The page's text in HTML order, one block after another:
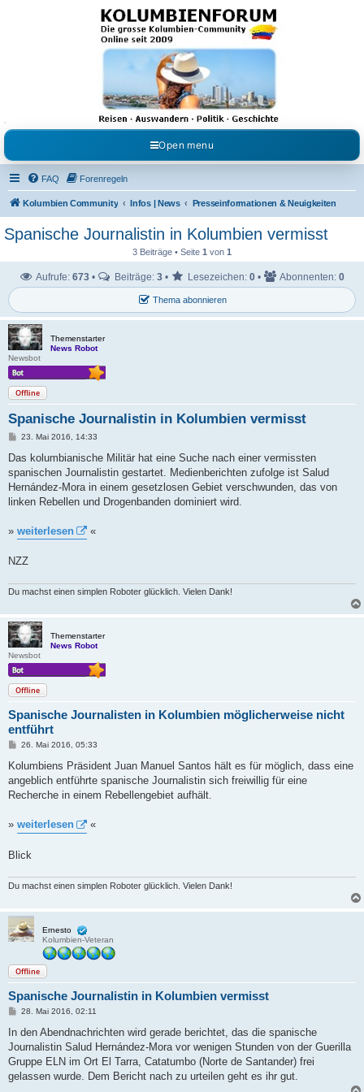
Kolumbienforum - Das
grosse Forum der
Freunde Kolumbiens
Reisen, Auswandern, Kultur, Politik, Geschichte und Visum in Kolumbien und Venezuela.
Austausch, Erfahrungen und Gemeinschaft im Kolumbienforum
Open menu
FAQ Forenregeln
Kolumbien Community Infos | News Presseinformationen & Neuigkeiten
Spanische Journalistin in Kolumbien vermisst
3 Beiträge • Seite 1 von 1
Thema abonnieren
Aufrufe: 673 • Beiträge: 3 • Lesezeichen: 0 • Abonnenten: 0
Themenstarter
News Robot
Newsbot
Offline
Spanische Journalistin in Kolumbien vermisst
B
i
r
a
23. Mai 2016, 14:33
Das kolumbianische Militär hat eine Suche nach einer vermissten
spanischen Journalistin gestartet. Medienberichten zufolge ist Salud
Hernández-Mora in einem gesetzlosen Gebiet verschwunden, das von
linken Rebellen und Drogenbanden dominiert wird.
» weiterlesen «
NZZ
Du machst einen simplen Roboter glücklich. Vielen Dank!
Themenstarter
News Robot
Newsbot
Offline
Spanische Journalisten in Kolumbien möglicherweise nicht
entführt
B
i
r
a
26. Mai 2016, 05:33
Kolumbiens Präsident Juan Manuel Santos hält es für möglich, dass eine
angeblich entführte spanische Journalistin sich freiwillig für eine
Recherche in einem Rebellengebiet aufhält.
» weiterlesen «
Blick
Du machst einen simplen Roboter glücklich. Vielen Dank!
Ernesto
Kolumbien-Veteran
Offline
Spanische Journalistin in Kolumbien vermisst
B
r
a
28. Mai 2016, 02:11
In den Abendnachrichten wird gerade berichtet, das die spanische
Journalistin Salud Hernández-Mora vor wenigen Stunden von der Guerilla
Gruppe ELN im Ort El Tarra, Catatumbo (Norte de Santander) frei
gelassen wurde. Dem Bericht nach zu urteilen geht es ihr gut.